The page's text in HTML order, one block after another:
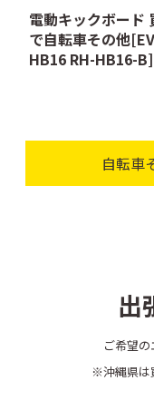
電動キックボード
で自転車その他
HB16 RH-HB16-B]
自転車
出
ご希望の
※沖縄県は